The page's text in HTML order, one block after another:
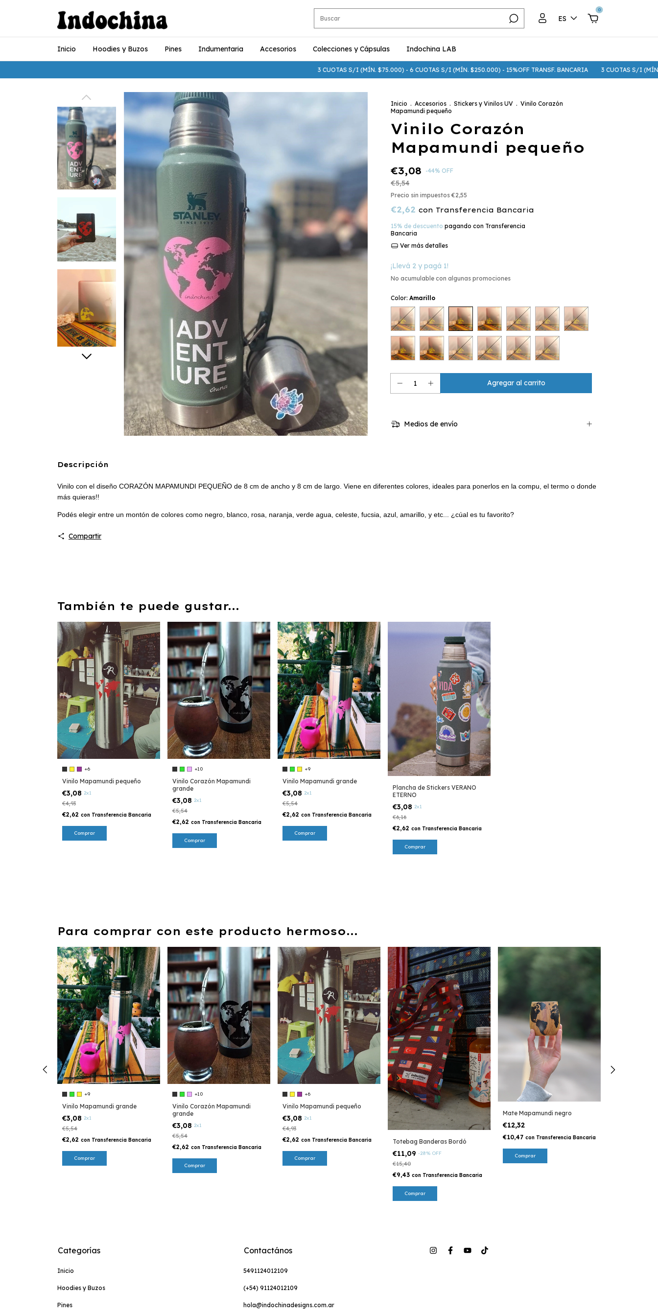
ES
0
Inicio Hoodies y Buzos Pines Indumentaria Accesorios Colecciones y Cápsulas Indochina LAB
3 CUOTAS S/I (MÍN. $75.000) - 6 CUOTAS S/I (MÍN. $250.000) - 15%OFF TRANSF. BANCARIA 3 CUOTAS S/I (MÍN.
Inicio . Accesorios . Stickers y Vinilos UV . Vinilo Corazón
Mapamundi pequeño
Vinilo Corazón
Mapamundi pequeño
€3,08 -44% OFF
€5,54
Precio sin impuestos €2,55
€2,62 con Transferencia Bancaria
15% de descuento pagando con Transferencia
Bancaria
Ver más detalles
¡Llevá 2 y pagá 1!
No acumulable con algunas promociones
Color: Amarillo
Medios de envío
Descripción
Vinilo con el diseño CORAZÓN MAPAMUNDI PEQUEÑO de 8 cm de ancho y 8 cm de largo. Viene en diferentes colores, ideales para ponerlos en la compu, el termo o donde
más quieras!!
Podés elegir entre un montón de colores como negro, blanco, rosa, naranja, verde agua, celeste, fucsia, azul, amarillo, y etc... ¿cúal es tu favorito?
Compartir
También te puede gustar...
+6
Vinilo Mapamundi pequeño
€3,08 2x1
€4,93
€2,62 con Transferencia Bancaria
Comprar
+10
Vinilo Corazón Mapamundi
grande
€3,08 2x1
€5,54
€2,62 con Transferencia Bancaria
Comprar
+9
Vinilo Mapamundi grande
€3,08 2x1
€5,54
€2,62 con Transferencia Bancaria
Comprar
Plancha de Stickers VERANO
ETERNO
€3,08 2x1
€6,16
€2,62 con Transferencia Bancaria
Para comprar con este producto hermoso...
+9
Vinilo Mapamundi grande
€3,08 2x1
€5,54
€2,62 con Transferencia Bancaria
Comprar
+10
Vinilo Corazón Mapamundi
grande
€3,08 2x1
€5,54
€2,62 con Transferencia Bancaria
Comprar
+6
Vinilo Mapamundi pequeño
€3,08 2x1
€4,93
€2,62 con Transferencia Bancaria
Comprar
Totebag Banderas Bordó
€11,09 -28% OFF
€15,40
€9,43 con Transferencia Bancaria
Mate Mapamundi negro
€12,32
€10,47 con Transferencia Bancaria
Comprar
Categorías
Inicio
Hoodies y Buzos
Pines
Contactános
5491124012109
(+54) 91124012109
hola@indochinadesigns.com.ar